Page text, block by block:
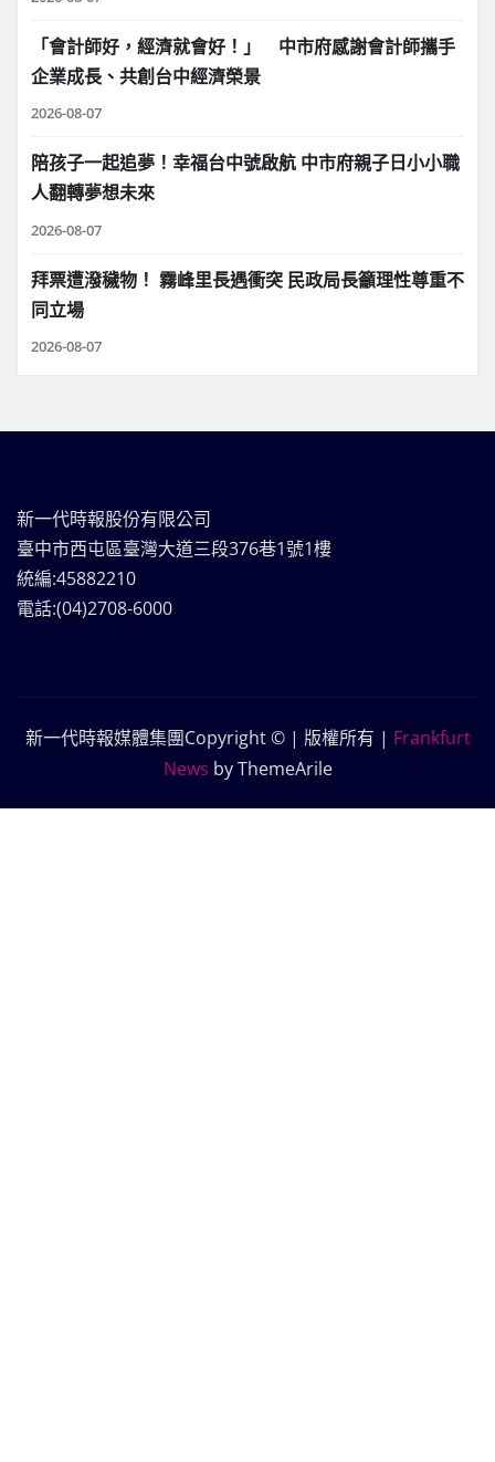
「會計師好，經濟就會好！」 中市府感謝會計師攜手
企業成長、共創台中經濟榮景
2026-08-07
陪孩子一起追夢！幸福台中號啟航 中市府親子日小小職
人翻轉夢想未來
2026-08-07
拜票遭潑穢物！ 霧峰里長遇衝突 民政局長籲理性尊重不
同立場
2026-08-07
新一代時報股份有限公司
臺中市西屯區臺灣大道三段376巷1號1樓
統編:45882210
電話:(04)2708-6000
新一代時報媒體集團Copyright © | 版權所有 | Frankfurt
News by ThemeArile